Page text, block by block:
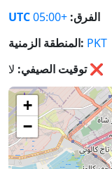
UTC
الفرق: +05:00
المنطقة الزمنية: PKT
توقيت الصيفي:لا❌
+
−